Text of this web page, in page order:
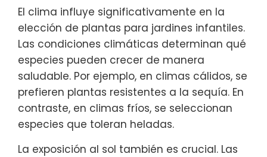
El clima influye significativamente en la
elección de plantas para jardines infantiles.
Las condiciones climáticas determinan qué
especies pueden crecer de manera
saludable. Por ejemplo, en climas cálidos, se
prefieren plantas resistentes a la sequía. En
contraste, en climas fríos, se seleccionan
especies que toleran heladas.
La exposición al sol también es crucial. Las